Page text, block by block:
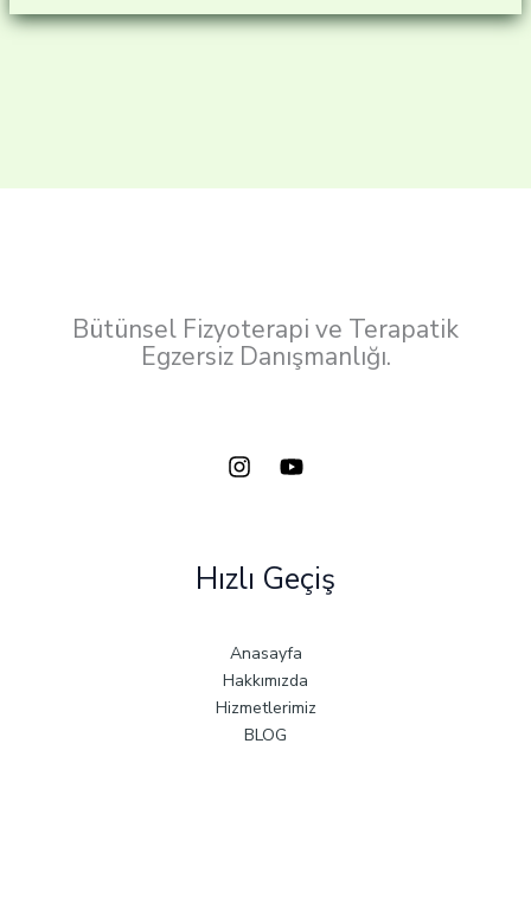
Bütünsel Fizyoterapi ve Terapatik
Egzersiz Danışmanlığı.
Hızlı Geçiş
Anasayfa
Hakkımızda
Hizmetlerimiz
BLOG